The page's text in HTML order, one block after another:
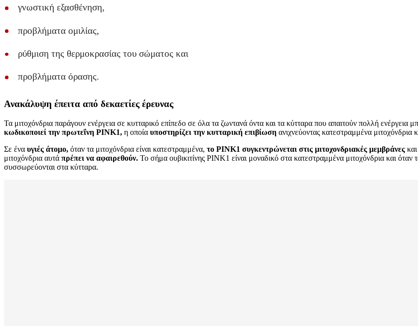
γνωστική εξασθένηση,
προβλήματα ομιλίας,
ρύθμιση της θερμοκρασίας του σώματος και
προβλήματα όρασης.
Ανακάλυψη έπειτα από δεκαετίες έρευνας
Τα μιτοχόνδρια παράγουν ενέργεια σε κυτταρικό επίπεδο σε όλα τα ζωντανά όντα και τα κύτταρα που απαιτούν πολλή ενέργεια
κωδικοποιεί την πρωτεΐνη PINK1, η οποία υποστηρίζει την κυτταρική επιβίωση ανιχνεύοντας κατεστραμμένα μιτοχόνδρια
Σε ένα υγιές άτομο, όταν τα μιτοχόνδρια είναι κατεστραμμένα, το PINK1 συγκεντρώνεται στις μιτοχονδριακές μεμβράνες
μιτοχόνδρια αυτά πρέπει να αφαιρεθούν. Το σήμα ουβικιτίνης PINK1 είναι μοναδικό στα κατεστραμμένα μιτοχόνδρια και
συσσωρεύονται στα κύτταρα.